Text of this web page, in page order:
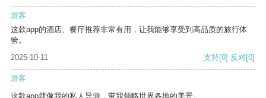
游客
这款app的酒店、餐厅推荐非常有用，让我能够享受到高品质的旅行体
验。
2025-10-11
支持[0] 反对[0]
游客
这款app就像我的私人导游，带我领略世界各地的美景。